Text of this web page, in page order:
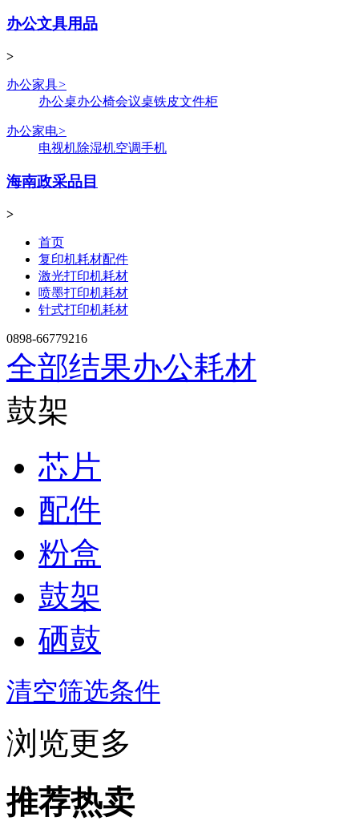
办公文具用品
>
办公家具>
办公桌办公椅会议桌铁皮文件柜
办公家电>
电视机除湿机空调手机
海南政采品目
>
首页
复印机耗材配件
激光打印机耗材
喷墨打印机耗材
针式打印机耗材
0898-66779216
全部结果办公耗材
鼓架
芯片
配件
粉盒
鼓架
硒鼓
清空筛选条件
浏览更多
推荐热卖